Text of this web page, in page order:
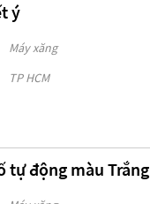
ý
Máy xăng
TP HCM
tự động màu Trắng